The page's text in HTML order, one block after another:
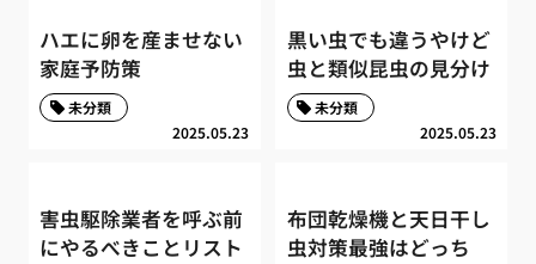
ハエに卵を産ませない
家庭予防策
2025.05.23
未分類
黒い虫でも違うやけど
虫と類似昆虫の見分け
2025.05.23
未分類
害虫駆除業者を呼ぶ前
にやるべきことリスト
布団乾燥機と天日干し
虫対策最強はどっち